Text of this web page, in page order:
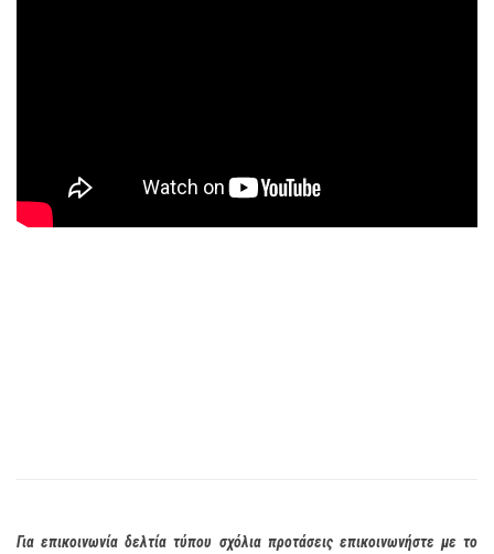
Για επικοινωνία δελτία τύπου σχόλια προτάσεις επικοινωνήστε με το